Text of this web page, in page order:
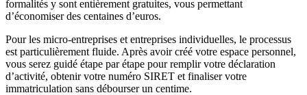
formalités y sont entièrement gratuites, vous permettant
d’économiser des centaines d’euros.
Pour les micro-entreprises et entreprises individuelles, le processus
est particulièrement fluide. Après avoir créé votre espace personnel,
vous serez guidé étape par étape pour remplir votre déclaration
d’activité, obtenir votre numéro SIRET et finaliser votre
immatriculation sans débourser un centime.